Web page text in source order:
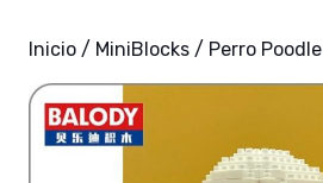
Inicio / MiniBlocks / Perro Poodle